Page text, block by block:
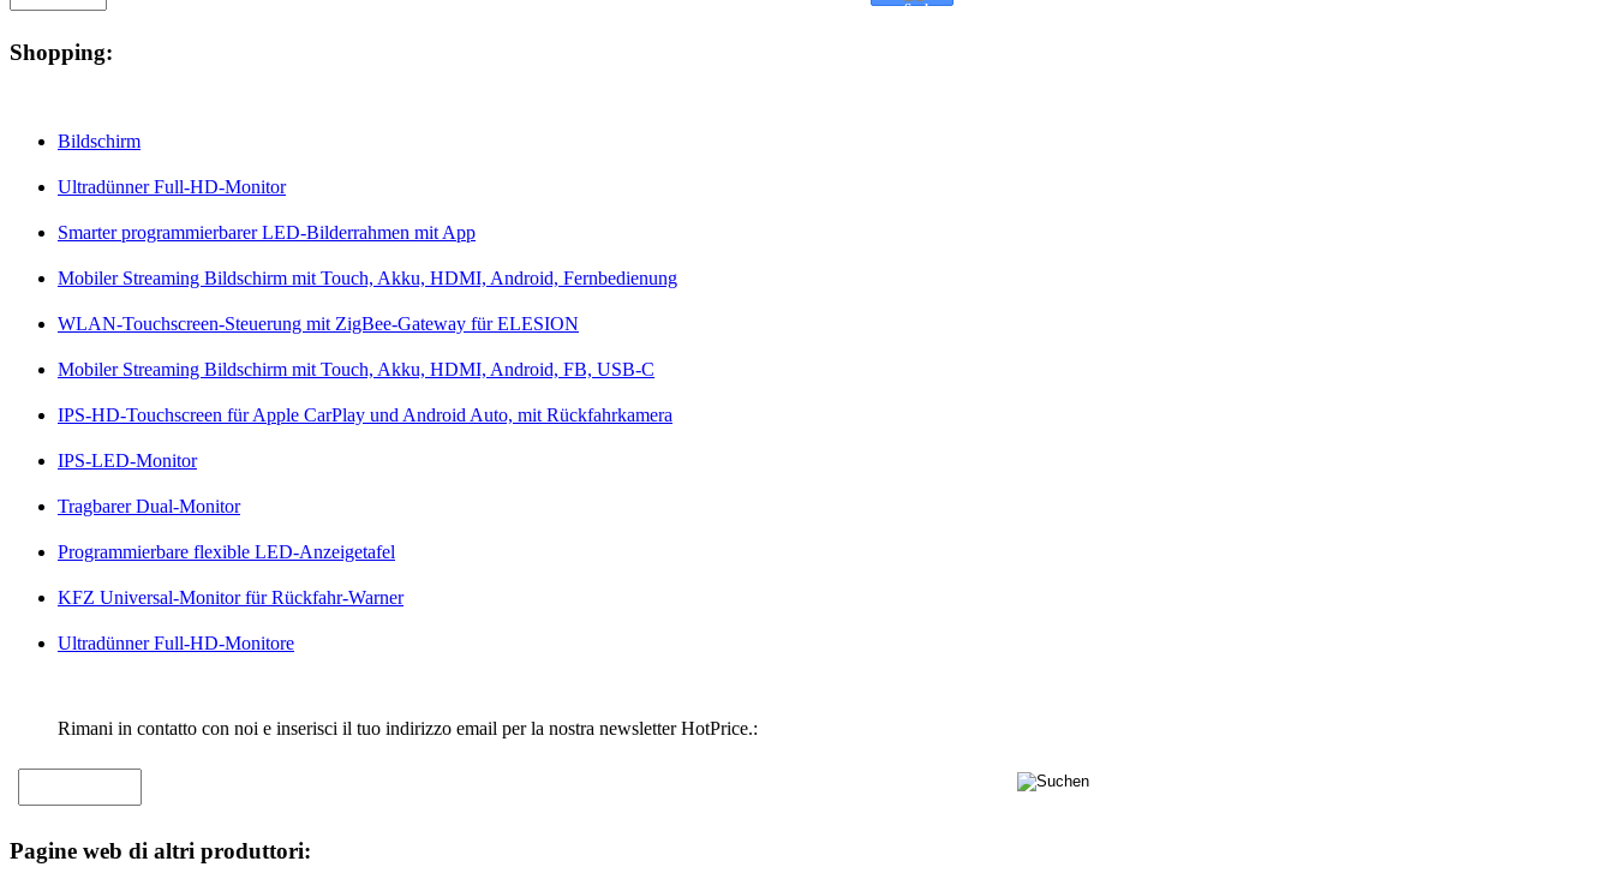
Shopping:
Bildschirm
Ultradünner Full-HD-Monitor
Smarter programmierbarer LED-Bilderrahmen mit App
Mobiler Streaming Bildschirm mit Touch, Akku, HDMI, Android, Fernbedienung
WLAN-Touchscreen-Steuerung mit ZigBee-Gateway für ELESION
Mobiler Streaming Bildschirm mit Touch, Akku, HDMI, Android, FB, USB-C
IPS-HD-Touchscreen für Apple CarPlay und Android Auto, mit Rückfahrkamera
IPS-LED-Monitor
Tragbarer Dual-Monitor
Programmierbare flexible LED-Anzeigetafel
KFZ Universal-Monitor für Rückfahr-Warner
Ultradünner Full-HD-Monitore
Rimani in contatto con noi e inserisci il tuo indirizzo email per la nostra newsletter HotPrice.:
Pagine web di altri produttori: